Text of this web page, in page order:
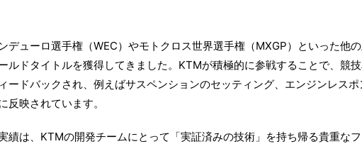
デューロ選手権（WEC）やモトクロス世界選手権（MXGP）といった他
ルドタイトルを獲得してきました。KTMが積極的に参戦することで、競
ードバックされ、例えばサスペンションのセッティング、エンジンレス
映されています。
績は、KTMの開発チームにとって「実証済みの技術」を持ち帰る貴重な